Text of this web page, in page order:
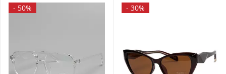
- 50% - 30%